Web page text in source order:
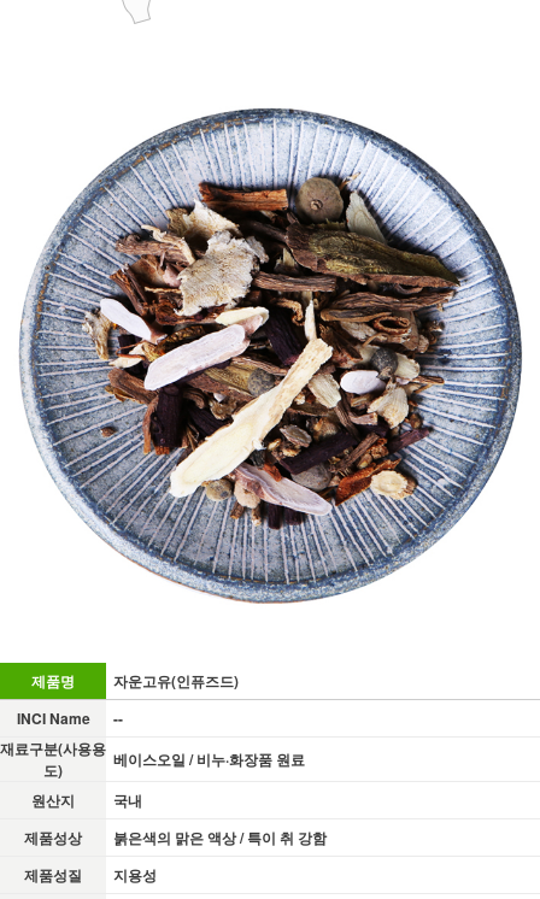
제품명
자운고유(인퓨즈드)
INCI Name
--
재료구분(사용용
도)
베이스오일 / 비누·화장품 원료
원산지
국내
제품성상
붉은색의 맑은 액상 / 특이 취 강함
제품성질
지용성